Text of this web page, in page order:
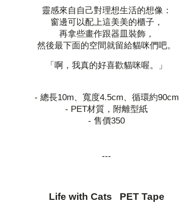
靈感來自自己對理想生活的想像：
窗邊可以配上這美美的櫃子，
再拿些畫作跟器皿裝飾，
然後最下面的空間就留給貓咪們吧。
「啊，我真的好喜歡貓咪喔。」
- 總長10m、寬度4.5cm、循環約90cm
- PET材質，附離型紙
- 售價350
---
Life with Cats PET Tape